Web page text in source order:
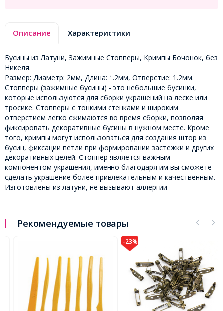
Описание Характеристики
Бусины из Латуни, Зажимные Стопперы, Кримпы Бочонок, без
Никеля.
Размер: Диаметр: 2мм, Длина: 1.2мм, Отверстие: 1.2мм.
Стопперы (зажимные бусины) - это небольшие бусинки,
которые используются для сборки украшений на леске или
тросике. Стопперы с тонкими стенками и широким
отверстием легко сжимаются во время сборки, позволяя
фиксировать декоративные бусины в нужном месте. Кроме
того, кримпы могут использоваться для создания штор из
бусин, фиксации петли при формировании застежки и других
декоративных целей. Стоппер является важным
компонентом украшения, именно благодаря им вы сможете
сделать украшение более привлекательным и качественным.
Изготовлены из латуни, не вызывают аллергии
Рекомендуемые товары
-23%